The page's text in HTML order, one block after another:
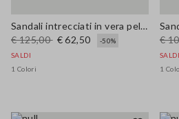
Sandali intrecciati in vera pelle marroni
€ 125,00 € 62,50
-50%
SALDI
1 Colori
€
SALDI
1